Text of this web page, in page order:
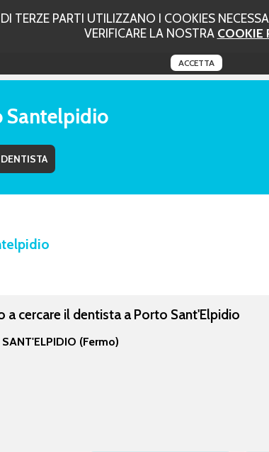
TERZE PARTI UTILIZZANO I COOKIES
VERIFICARE LA NOSTRA COOKIE
ACCETTA
Santelpidio
a cercare il dentista a Porto Sant'Elpidio
(Fermo)